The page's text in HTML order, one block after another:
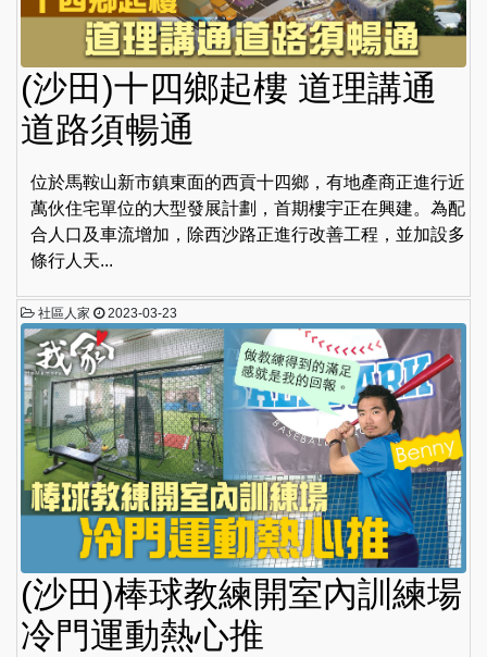
(沙田)十四鄉起樓 道理講通
道路須暢通
位於馬鞍山新市鎮東面的西貢十四鄉，有地產商正進行近
萬伙住宅單位的大型發展計劃，首期樓宇正在興建。為配
合人口及車流增加，除西沙路正進行改善工程，並加設多
條行人天...
社區人家 2023-03-23
(沙田)棒球教練開室內訓練場
冷門運動熱心推